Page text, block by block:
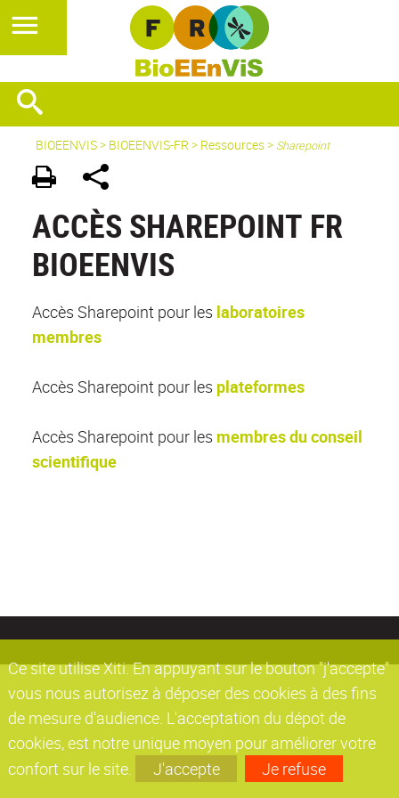
Ce site utilise Xiti. En appuyant sur le bouton "j'accepte"
vous nous autorisez à déposer des cookies à des fins
de mesure d'audience. L'acceptation du dépot de
cookies, est notre unique moyen pour améliorer votre
confort sur le site.
J'accepte Je refuse
BIOEENVIS> BIOEENVIS-FR > Ressources > Sharepoint
ACCÈS SHAREPOINT FR
BIOEENVIS
Accès Sharepoint pour les laboratoires
membres
Accès Sharepoint pour les plateformes
Accès Sharepoint pour les membres du conseil
scientifique